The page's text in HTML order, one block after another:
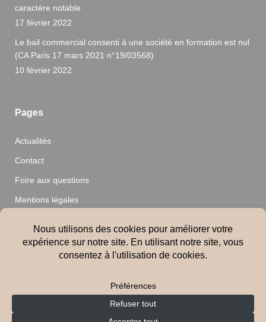
caractère notable
17 février 2022
Le bail commercial consenti à une société en formation est nul
(CA Paris 17 mars 2021 n°19/03568)
10 février 2022
Pages
Actualités
Contact
Foire aux questions
Mentions légales
Nos clients
Nos conseils
© 2021 meilleur-audit-bail-commercial.fr - Tous droits réservés